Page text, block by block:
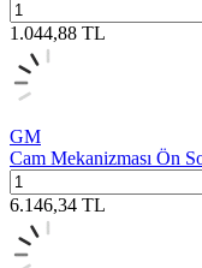
1.044,88 TL
GM
Cam Mekanizması Ön
6.146,34 TL